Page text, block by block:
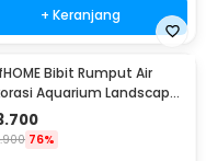
+ Keranjang
Bibit Rumput Air
Aquarium Landscape
- H0027
76%